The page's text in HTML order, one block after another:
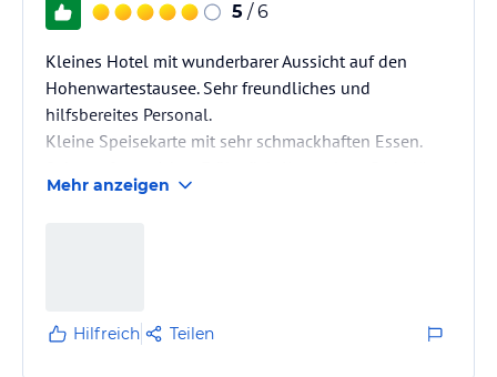
5 / 6
Kleines Hotel mit wunderbarer Aussicht auf den
Hohenwartestausee. Sehr freundliches und
hilfsbereites Personal.
Kleine Speisekarte mit sehr schmackhaften Essen.
Sehr gute Matratzen. Saubere Zimmer und Bad.
Mehr anzeigen
Hilfreich Teilen